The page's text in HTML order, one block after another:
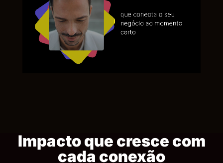
Impacto que cresce com
cada conexão